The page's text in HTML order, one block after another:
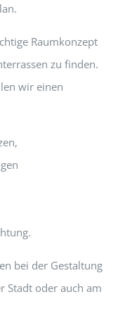
Raumkonzept
zu finden.
wir einen
bei der Gestaltung
Stadt oder auch am